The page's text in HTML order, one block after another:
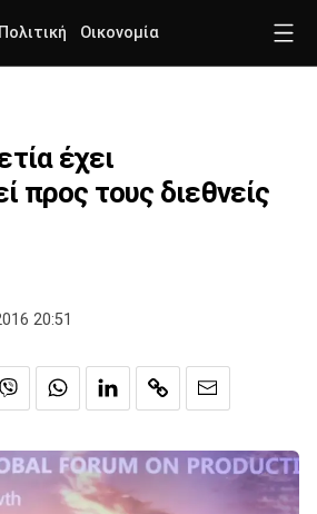
Πολιτική Οικονομία
έχει
προς τους διεθνείς
20:51